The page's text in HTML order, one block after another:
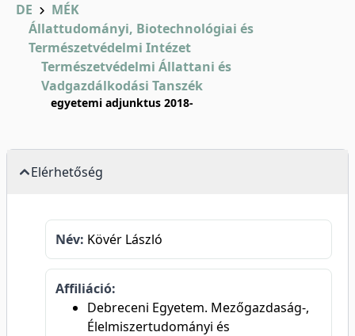
DE
MÉK
Állattudományi, Biotechnológiai és
Természetvédelmi Intézet
Természetvédelmi Állattani és
Vadgazdálkodási Tanszék
egyetemi adjunktus 2018-
Elérhetőség
Név: Kövér László
Affiliáció:
Debreceni Egyetem. Mezőgazdaság-,
Élelmiszertudományi és